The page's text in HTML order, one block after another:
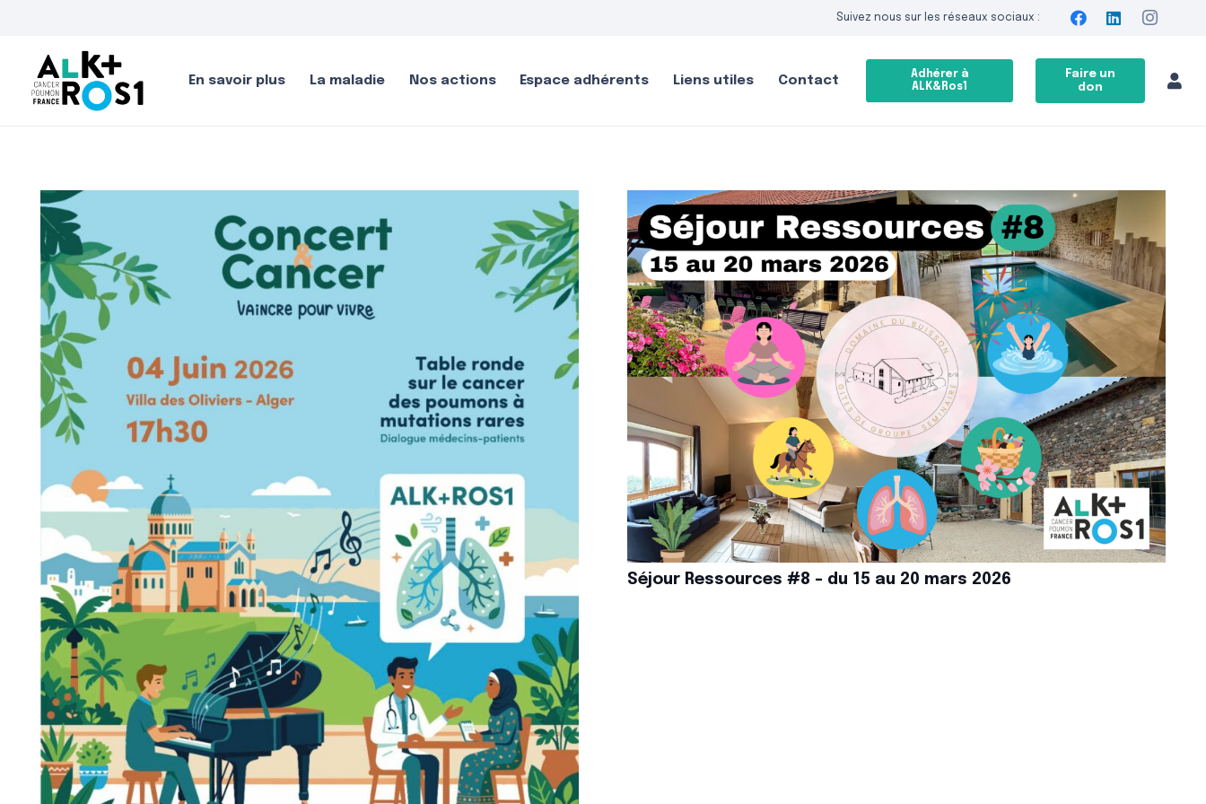
Suivez nous sur les réseaux sociaux :
En savoir plus La maladie Nos actions Espace adhérents Liens utiles Contact
Adhérer à
ALK&Ros1
Faire un
don
Séjour Ressources #8 – du 15 au 20 mars 2026